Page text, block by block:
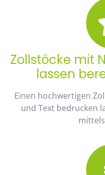
Zollstöcke mit
lassen
Einen hochwertigen
und Text bedrucken